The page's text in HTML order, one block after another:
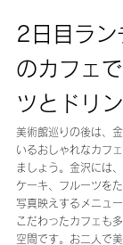
2日目ラン
のカフェ
ツとドリ
美術館巡りの後は、
いるおしゃれなカフ
ましょう。金沢には
ケーキ、フルーツを
写真映えするメニュ
こだわったカフェも
空間です。お二人で